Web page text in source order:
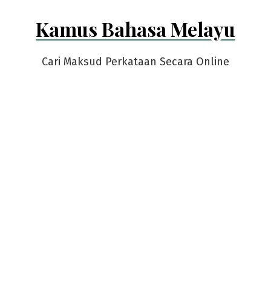
Kamus Bahasa Melayu
Cari Maksud Perkataan Secara Online